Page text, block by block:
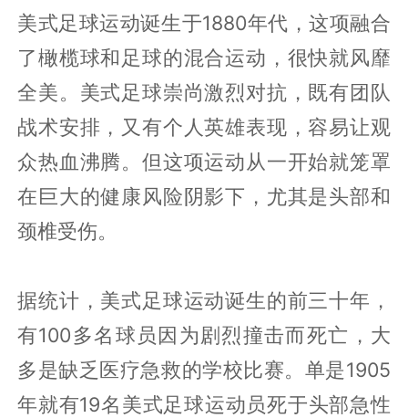
美式足球运动诞生于1880年代，这项融合
了橄榄球和足球的混合运动，很快就风靡
全美。美式足球崇尚激烈对抗，既有团队
战术安排，又有个人英雄表现，容易让观
众热血沸腾。但这项运动从一开始就笼罩
在巨大的健康风险阴影下，尤其是头部和
颈椎受伤。
据统计，美式足球运动诞生的前三十年，
有100多名球员因为剧烈撞击而死亡，大
多是缺乏医疗急救的学校比赛。单是1905
年就有19名美式足球运动员死于头部急性